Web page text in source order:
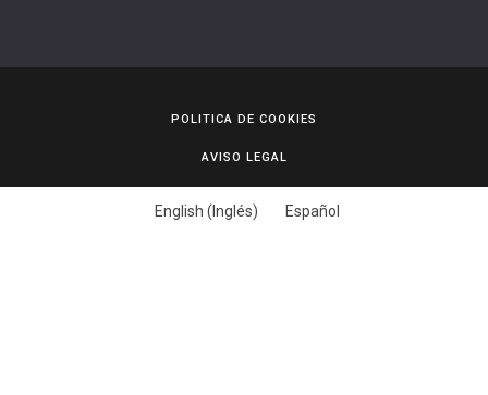
POLITICA DE COOKIES
AVISO LEGAL
English ( Inglés) Español